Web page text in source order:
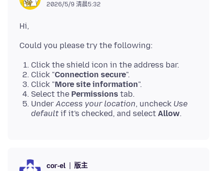
2026/5/9 清晨5:32
Click the shield icon in the address bar.
Click "Connection secure".
Click "More site information".
Select the Permissions tab.
Under Access your location, uncheck Use
default if it's checked, and select Allow.
cor-el 版主